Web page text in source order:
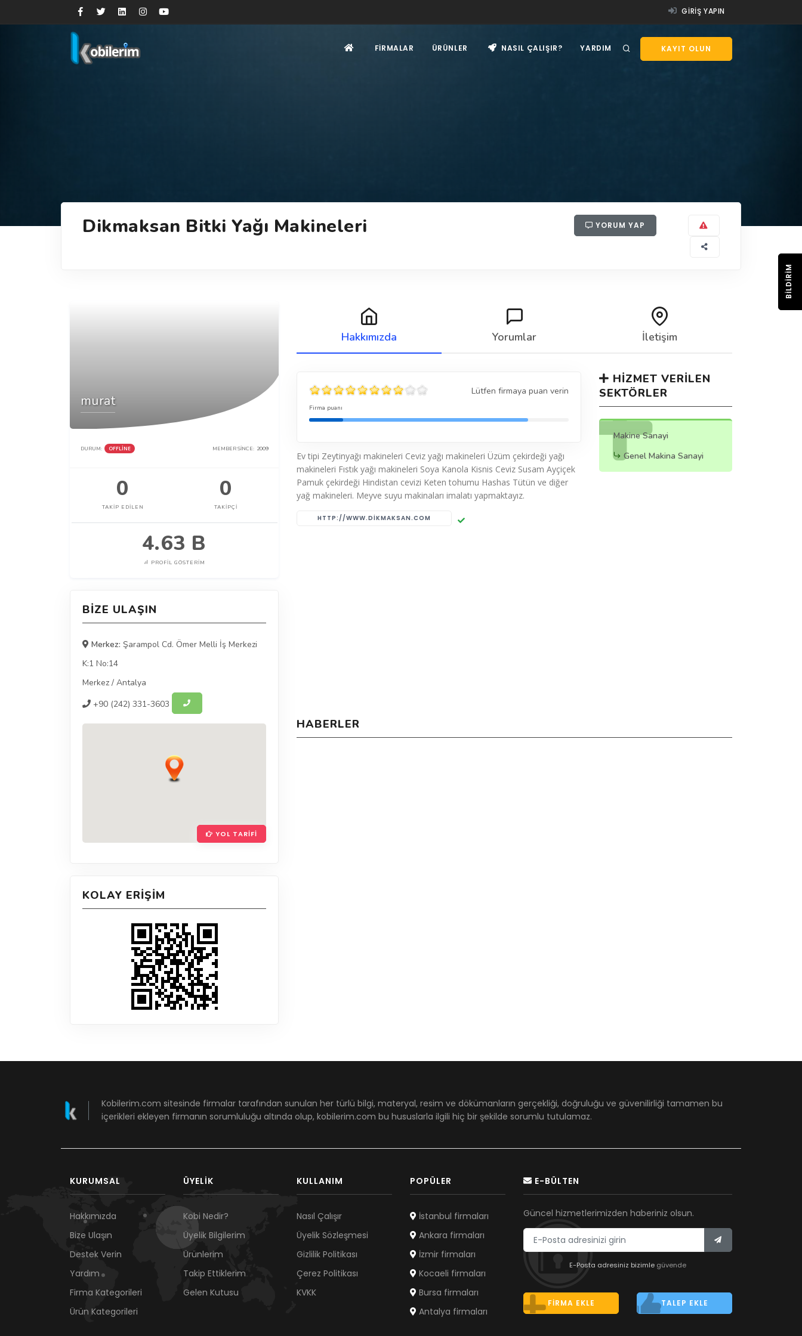
GIRIŞ YAPIN
KAYIT OLUN
FIRMALAR ÜRÜNLER NASIL ÇALIŞIR? YARDIM
Dikmaksan Bitki Yağı Makineleri YORUM YAP
murat
DURUM: OFFLINE MEMBER SINCE: 2009
0
TAKIP EDILEN
0
TAKIPÇI
4.63 B
PROFIL GÖSTERIM
BIZE ULAŞIN
Merkez: Şarampol Cd. Ömer Melli İş Merkezi
K:1 No:14
Merkez / Antalya
+90 (242) 331-3603
YOL TARIFI
KOLAY ERIŞIM
Hakkımızda Yorumlar İletişim
Lütfen firmaya puan verin
Firma puanı
Ev tipi Zeytinyağı makineleri Ceviz yağı makineleri Üzüm çekirdeği yağı
makineleri Fıstık yağı makineleri Soya Kanola Kisnis Ceviz Susam Ayçiçek
Pamuk çekirdeği Hindistan cevizi Keten tohumu Hashas Tütün ve diğer
yağ makineleri. Meyve suyu makinaları imalatı yapmaktayız.
HTTP://WWW.DIKMAKSAN.COM
HIZMET VERILEN
SEKTÖRLER
Makine Sanayi
Genel Makina Sanayi
HABERLER
Kobilerim.com sitesinde firmalar tarafından sunulan her türlü bilgi, materyal, resim ve dökümanların gerçekliği, doğruluğu ve güvenilirliği tamamen bu
içerikleri ekleyen firmanın sorumluluğu altında olup, kobilerim.com bu hususlarla ilgili hiç bir şekilde sorumlu tutulamaz.
KURUMSAL
Hakkımızda
Bize Ulaşın
Destek Verin
Yardım
Firma Kategorileri
Ürün Kategorileri
ÜYELIK
Kobi Nedir?
Üyelik Bilgilerim
Ürünlerim
Takip Ettiklerim
Gelen Kutusu
KULLANIM
Nasıl Çalışır
Üyelik Sözleşmesi
Gizlilik Politikası
Çerez Politikası
KVKK
POPÜLER
İstanbul firmaları
Ankara firmaları
İzmir firmaları
Kocaeli firmaları
Bursa firmaları
Antalya firmaları
E-BÜLTEN
Güncel hizmetlerimizden haberiniz olsun.
E-Posta adresiniz bizimle güvende
FIRMA EKLE TALEP EKLE
BILDIRIM